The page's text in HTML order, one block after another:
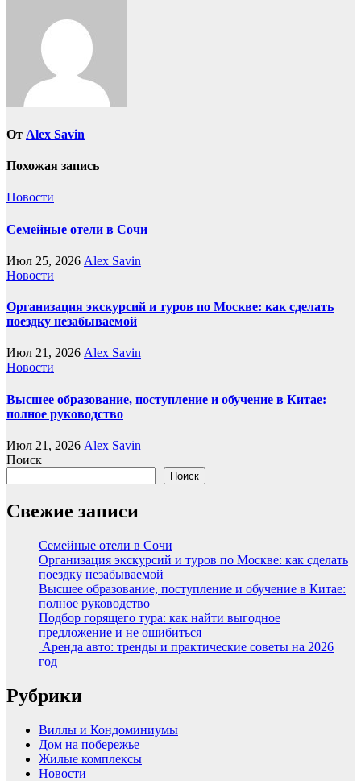
От Alex Savin
Похожая запись
Новости
Семейные отели в Сочи
Июл 25, 2026 Alex Savin
Новости
Организация экскурсий и туров по Москве: как сделать
поездку незабываемой
Июл 21, 2026 Alex Savin
Новости
Высшее образование, поступление и обучение в Китае:
полное руководство
Июл 21, 2026 Alex Savin
Поиск
Поиск
Свежие записи
Семейные отели в Сочи
Организация экскурсий и туров по Москве: как сделать
поездку незабываемой
Высшее образование, поступление и обучение в Китае:
полное руководство
Подбор горящего тура: как найти выгодное
предложение и не ошибиться
Аренда авто: тренды и практические советы на 2026
год
Рубрики
Виллы и Кондоминиумы
Дом на побережье
Жилые комплексы
Новости